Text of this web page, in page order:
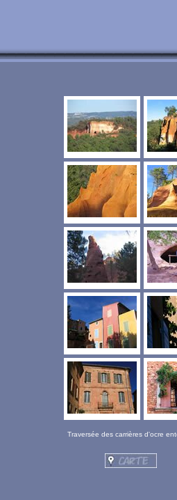
Traversée des carrières d'ocre